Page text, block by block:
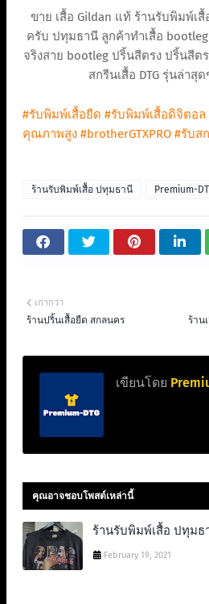
ขาย เสื้อ Gildan แท้ ร้านรับพิมพ์เ
ครับ ปทุมธานี ลูกค้าทำเสื้อ
จริงสาย bootleg ปริ้นสีตรง ปริ้นสีต
สกรีนเสื้อ DTG รุ่นล่าสุ
#รับพิมพ์เสื้อยืด #รับพิมพ์เสื้อดิจิตอล
คุณภาพสูง #brotherGTXPRO #รับส
ร้านรับพิมพ์เสื้อ ปทุมธานี Premium-
ร้าน
เก่ากว่า
ร้านปริ้นเสื้อยืด สกลนคร
เขียนโดย
คุณอาจชอบโพสต์เหล่านี้
ร้านรับพิมพ์เสื้อ ปทุมธ
February 19, 2021